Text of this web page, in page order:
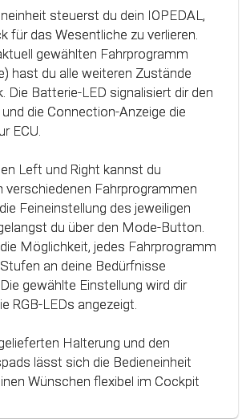
steuerst du dein IOPEDAL,
für das Wesentliche zu verlieren.
gewählten Fahrprogramm
hast du alle weiteren Zustände
Die Batterie-LED signalisiert dir den
die Connection-Anzeige die
ECU.
Left und Right kannst du
verschiedenen Fahrprogrammen
Feineinstellung des jeweiligen
du über den Mode-Button.
Möglichkeit, jedes Fahrprogramm
an deine Bedürfnisse
gewählte Einstellung wird dir
RGB-LEDs angezeigt.
Halterung und den
lässt sich die Bedieneinheit
Wünschen flexibel im Cockpit
Direkt nach dem
werden alle notwendigen
des Gaspedals automatisch
zu einem optimierten individuellen
Dadurch werden die
(Fahrprogramme)
die Charakteristik des Gaspedals
alle Potenziale deines
und können optimal genutzt